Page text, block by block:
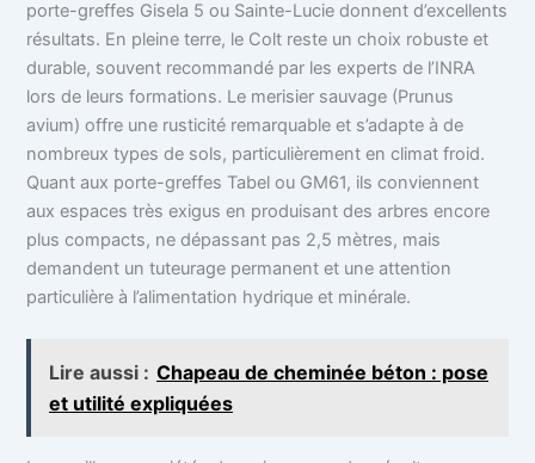
porte-greffes Gisela 5 ou Sainte-Lucie donnent d’excellents
résultats. En pleine terre, le Colt reste un choix robuste et
durable, souvent recommandé par les experts de l’INRA
lors de leurs formations. Le merisier sauvage (Prunus
avium) offre une rusticité remarquable et s’adapte à de
nombreux types de sols, particulièrement en climat froid.
Quant aux porte-greffes Tabel ou GM61, ils conviennent
aux espaces très exigus en produisant des arbres encore
plus compacts, ne dépassant pas 2,5 mètres, mais
demandent un tuteurage permanent et une attention
particulière à l’alimentation hydrique et minérale.
Lire aussi : Chapeau de cheminée béton : pose
et utilité expliquées